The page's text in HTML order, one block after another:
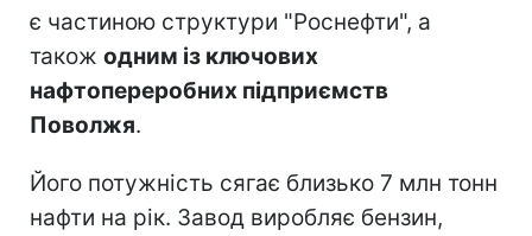
є частиною структури "Роснефти", а
також одним із ключових
нафтопереробних підприємств
Поволжя.
Його потужність сягає близько 7 млн тонн
нафти на рік. Завод виробляє бензин,